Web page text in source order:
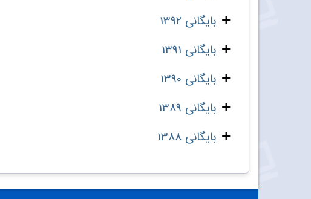
بایگانی 1392
بایگانی 1391
بایگانی 1390
بایگانی 1389
بایگانی 1388